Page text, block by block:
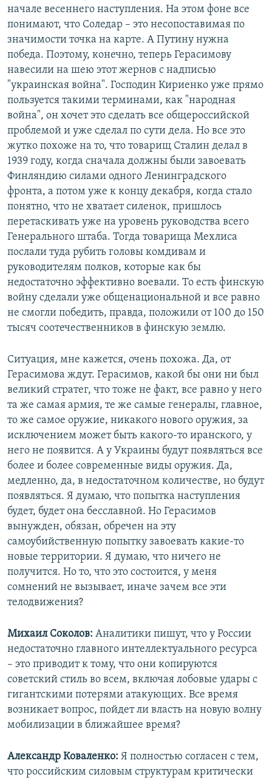
начале весеннего наступления. На этом фоне все
понимают, что Соледар – это несопоставимая по
значимости точка на карте. А Путину нужна
победа. Поэтому, конечно, теперь Герасимову
навесили на шею этот жернов с надписью
"украинская война". Господин Кириенко уже прямо
пользуется такими терминами, как "народная
война", он хочет это сделать все общероссийской
проблемой и уже сделал по сути дела. Но все это
жутко похоже на то, что товарищ Сталин делал в
1939 году, когда сначала должны были завоевать
Финляндию силами одного Ленинградского
фронта, а потом уже к концу декабря, когда стало
понятно, что не хватает силенок, пришлось
перетаскивать уже на уровень руководства всего
Генерального штаба. Тогда товарища Мехлиса
послали туда рубить головы комдивам и
руководителям полков, которые как бы
недостаточно эффективно воевали. То есть финскую
войну сделали уже общенациональной и все равно
не смогли победить, правда, положили от 100 до 150
тысяч соотечественников в финскую землю.
Ситуация, мне кажется, очень похожа. Да, от
Герасимова ждут. Герасимов, какой бы они ни был
великий стратег, что тоже не факт, все равно у него
та же самая армия, те же самые генералы, главное,
то же самое оружие, никакого нового оружия, за
исключением может быть какого-то иранского, у
него не появится. А у Украины будут появляться все
более и более современные виды оружия. Да,
медленно, да, в недостаточном количестве, но будут
появляться. Я думаю, что попытка наступления
будет, будет она бесславной. Но Герасимов
вынужден, обязан, обречен на эту
самоубийственную попытку завоевать какие-то
новые территории. Я думаю, что ничего не
получится. Но то, что это состоится, у меня
сомнений не вызывает, иначе зачем все эти
телодвижения?
Михаил Соколов: Аналитики пишут, что у России
недостаточно главного интеллектуального ресурса
– это приводит к тому, что они копируются
советский стиль во всем, включая лобовые удары с
гигантскими потерями атакующих. Все время
возникает вопрос, пойдет ли власть на новую волну
мобилизации в ближайшее время?
Александр Коваленко: Я полностью согласен с тем,
что российским силовым структурам критически